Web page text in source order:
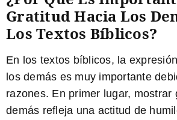
Gratitud Hacia Los
Los Textos Bíblicos?
En los textos bíblicos, la
los demás es muy importante
razones. En primer lugar, mostrar
demás refleja una actitud de